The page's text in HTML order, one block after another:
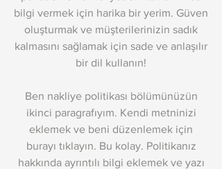
bilgi vermek için harika bir yerim. Güven
oluşturmak ve müşterilerinizin sadık
kalmasını sağlamak için sade ve anlaşılır
bir dil kullanın!
Ben nakliye politikası bölümünüzün
ikinci paragrafıyım. Kendi metninizi
eklemek ve beni düzenlemek için
burayı tıklayın. Bu kolay. Politikanız
hakkında ayrıntılı bilgi eklemek ve yazı